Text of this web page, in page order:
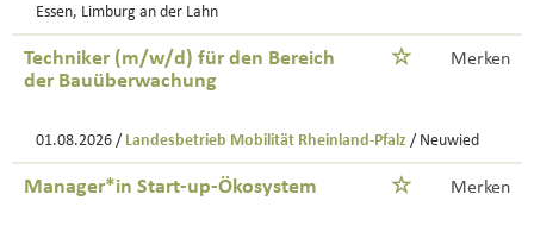
Essen, Limburg an der Lahn
Techniker (m/w/d) für den Bereich
der Bauüberwachung
Merken
01.08.2026 / Landesbetrieb Mobilität Rheinland-Pfalz / Neuwied
Manager*in Start-up-Ökosystem Merken